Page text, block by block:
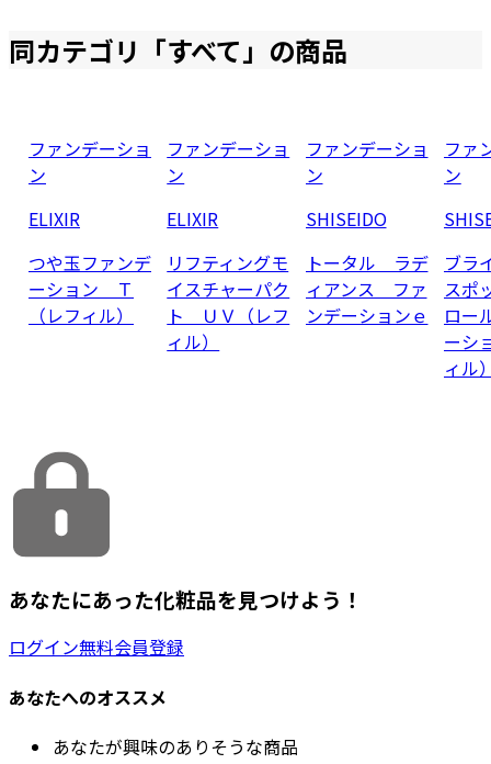
同カテゴリ「すべて」の商品
ファンデーショ
ン
ELIXIR
つや玉ファンデ
ーション Ｔ
（レフィル）
ファンデーショ
ン
ELIXIR
リフティングモ
イスチャーパク
ト ＵＶ（レフ
ィル）
ファンデーショ
ン
SHISEIDO
トータル ラデ
ィアンス ファ
ンデーションｅ
ファ
ン
ブラ
スポ
ロー
ーシ
ィル
あなたにあった化粧品を見つけよう！
ログイン無料会員登録
あなたへのオススメ
あなたが興味のありそうな商品